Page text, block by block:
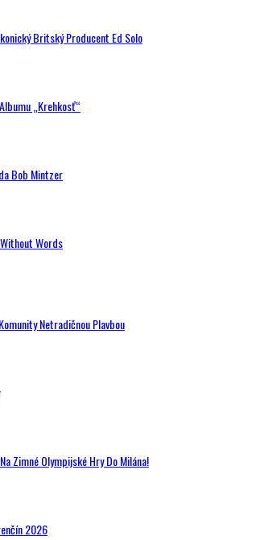
Britský Producent Ed Solo
„Krehkosť“
Bob Mintzer
Words
Netradičnou Plavbou
Zimné Olympijské Hry Do Milána!
2026